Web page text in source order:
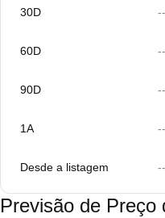
30D --
60D --
90D --
1A --
Desde a listagem --
Previsão de Preço